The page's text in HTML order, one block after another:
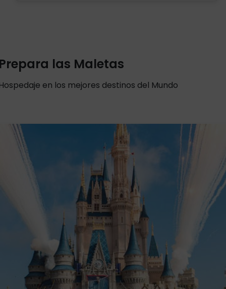
las Maletas
en los mejores destinos del Mundo